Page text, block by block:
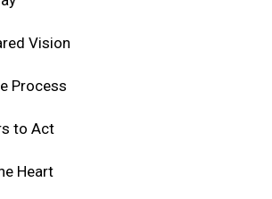
Vision
Process
to Act
Heart